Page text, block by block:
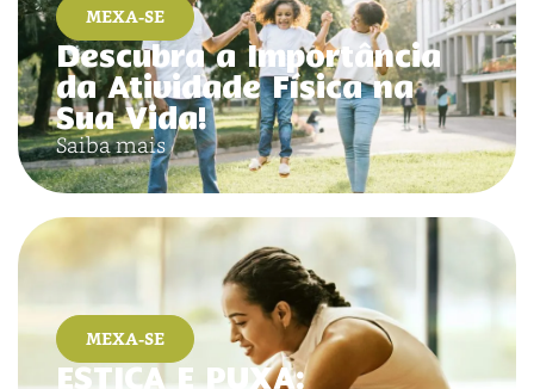
MEXA-SE
Descubra a Importância
da Atividade Física na
Sua Vida!
Saiba mais
MEXA-SE
ESTICA E PUXA: